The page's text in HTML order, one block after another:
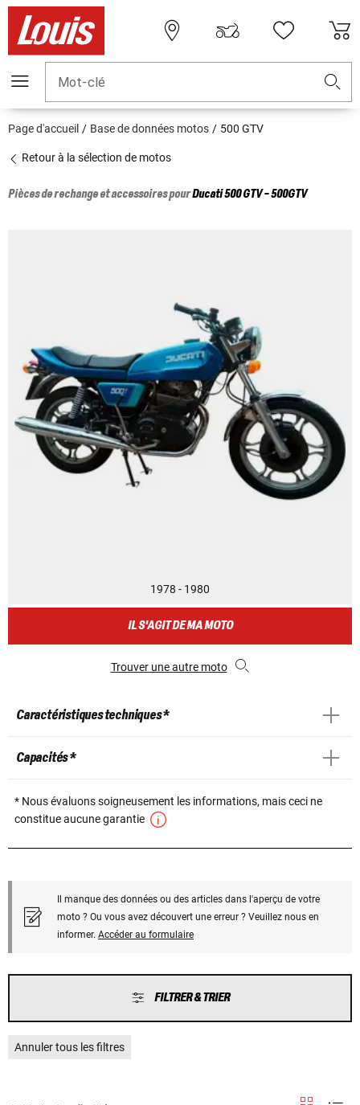
Mot-clé
Page d'accueil Base de données motos 500 GTV
Retour à la sélection de motos
Pièces de rechange et accessoires pourDucati500 GTV - 500GTV
1978 - 1980
IL S'AGIT DE MA MOTO
Trouver une autre moto
Caractéristiques techniques *
Capacités *
* Nous évaluons soigneusement les informations, mais ceci ne
constitue aucune garantie
Il manque des données ou des articles dans l'aperçu de votre
moto ? Ou vous avez découvert une erreur ? Veuillez nous en
informer. Accéder au formulaire
FILTRER & TRIER
Annuler tous les filtres